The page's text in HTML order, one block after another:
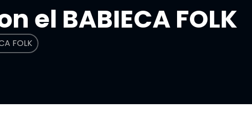
el BABIECA FOLK
FOLK